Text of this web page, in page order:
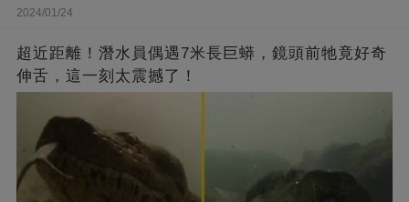
2024/01/24
超近距離！潛水員偶遇7米長巨蟒，鏡頭前牠竟好奇
伸舌，這一刻太震撼了！